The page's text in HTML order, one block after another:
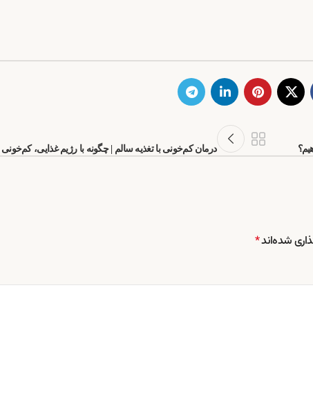
درمان کم‌خونی با تغذیه سالم | چگونه با رژیم غذایی، کم‌خونی
شده‌اند*